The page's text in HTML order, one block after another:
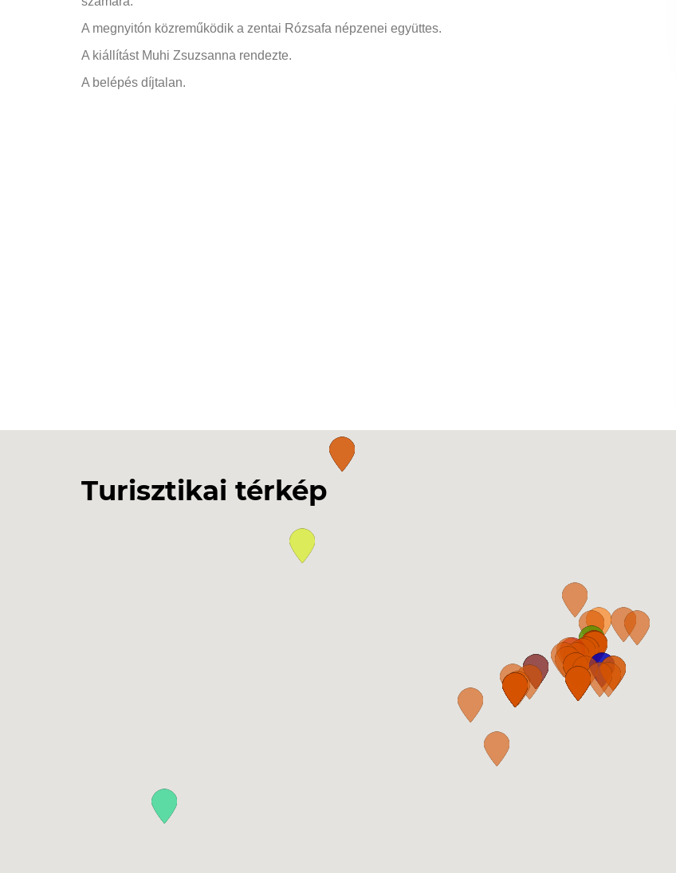
A megnyitón közreműködik a zentai Rózsafa népzenei együttes.
A kiállítást Muhi Zsuzsanna rendezte.
A belépés díjtalan.
Turisztikai térkép